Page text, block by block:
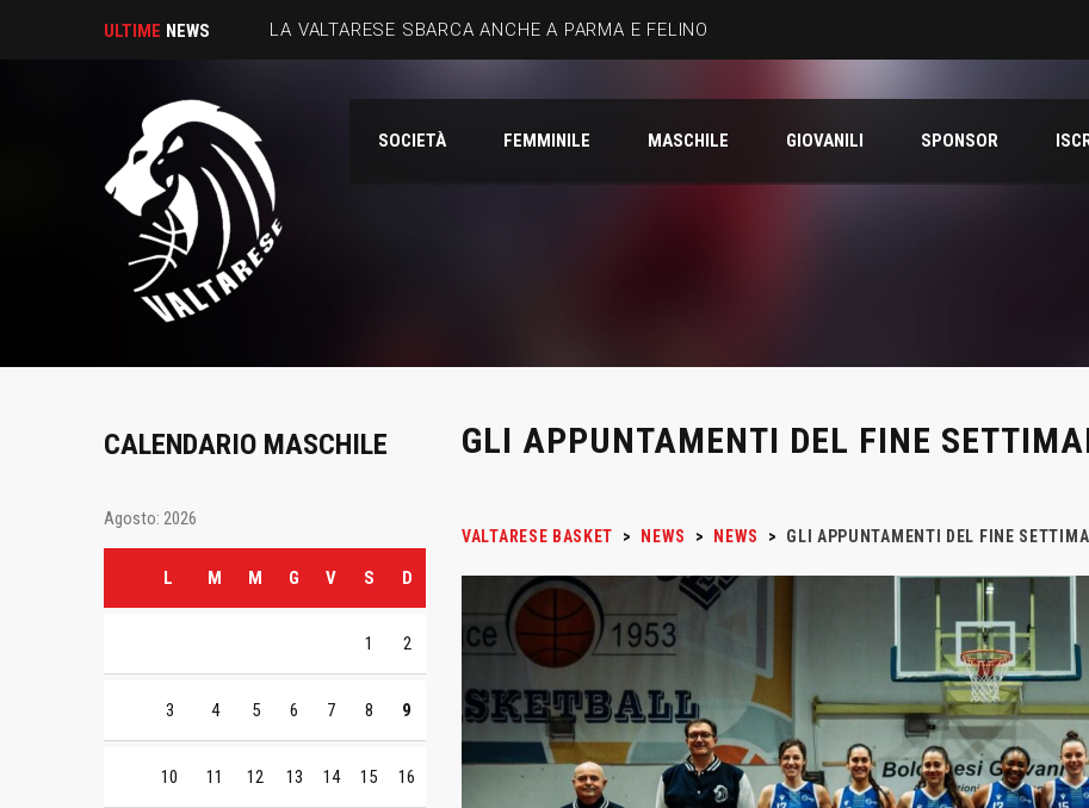
ULTIME NEWS LA VALTARESE SBARCA ANCHE A PARMA E FELINO
SOCIETÀ FEMMINILE MASCHILE GIOVANILI SPONSOR
GLI APPUNTAMENTI DEL FINE
VALTARESE BASKET > NEWS > NEWS > GLI APPUNTAMENTI DEL FINE
CALENDARIO MASCHILE
Agosto: 2026
L M M G V S D
1 2
3 4 5 6 7 8 9
10 11 12 13 14 15 16